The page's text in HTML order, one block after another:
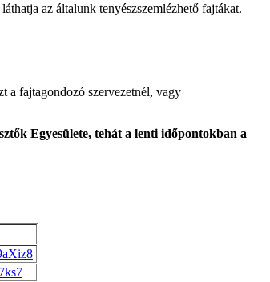
az általunk tenyészszemlézhető fajtákat.
a fajtagondozó szervezetnél, vagy
Egyesülete, tehát a lenti időpontokban a